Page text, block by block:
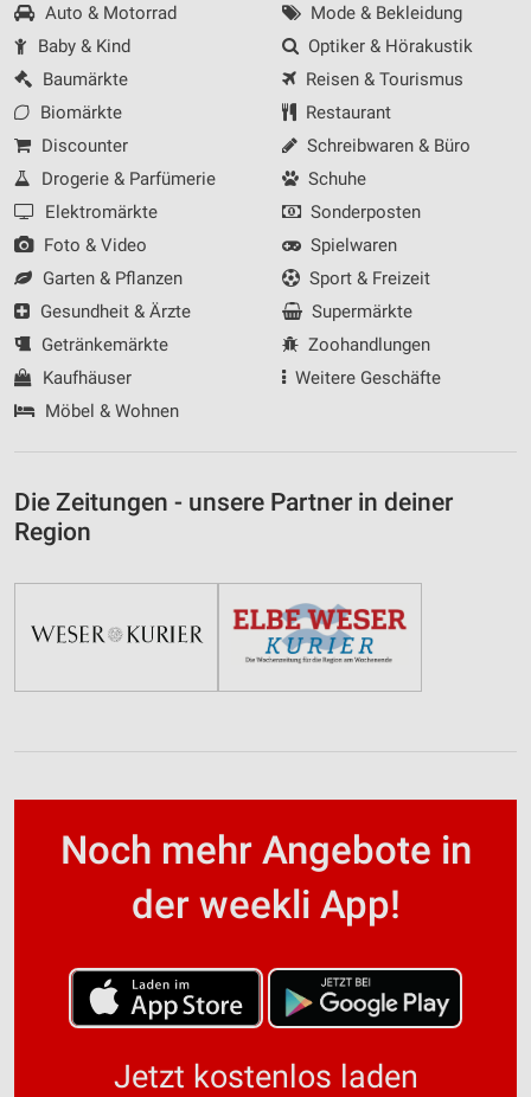
Auto & Motorrad
Baby & Kind
Baumärkte
Biomärkte
Discounter
Drogerie & Parfümerie
Elektromärkte
Foto & Video
Garten & Pflanzen
Gesundheit & Ärzte
Getränkemärkte
Kaufhäuser
Möbel & Wohnen
Mode & Bekleidung
Optiker & Hörakustik
Reisen & Tourismus
Restaurant
Schreibwaren & Büro
Schuhe
Sonderposten
Spielwaren
Sport & Freizeit
Supermärkte
Zoohandlungen
Weitere Geschäfte
Die Zeitungen - unsere Partner in deiner
Region
Noch mehr Angebote in
der weekli App!
Jetzt kostenlos laden